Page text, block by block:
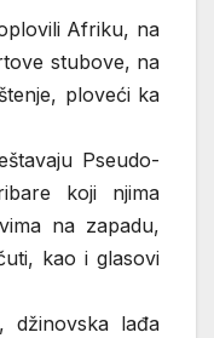
Afriku, na
stubove, na
ploveći ka
Pseudo-
koji njima
na zapadu,
kao i glasovi
džinovska lađa